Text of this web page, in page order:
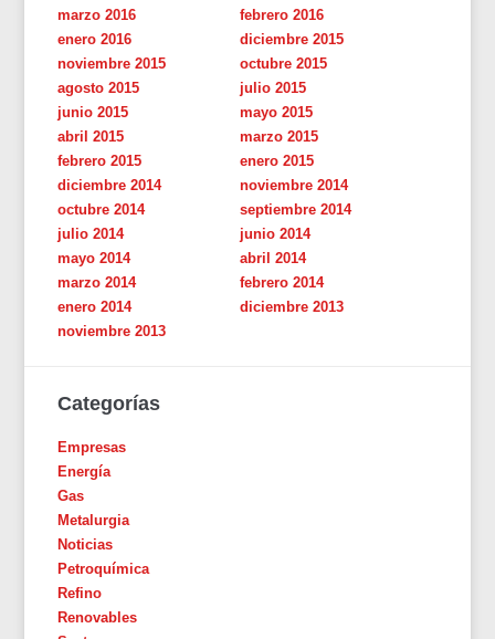
marzo 2016
febrero 2016
enero 2016
diciembre 2015
noviembre 2015
octubre 2015
agosto 2015
julio 2015
junio 2015
mayo 2015
abril 2015
marzo 2015
febrero 2015
enero 2015
diciembre 2014
noviembre 2014
octubre 2014
septiembre 2014
julio 2014
junio 2014
mayo 2014
abril 2014
marzo 2014
febrero 2014
enero 2014
diciembre 2013
noviembre 2013
Categorías
Empresas
Energía
Gas
Metalurgia
Noticias
Petroquímica
Refino
Renovables